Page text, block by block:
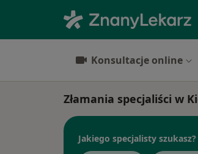
Konsultacje online
Złamania specjaliści w
Jakiego specjalisty szukasz?